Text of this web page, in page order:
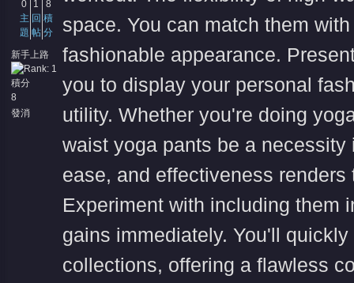
0
主
題
1
回
帖
8
積
分
新手上路
積分
8
發消
space. You can match them
fashionable appearance.
you to display your personal
utility. Whether you're doing
waist yoga pants be a
ease, and effectiveness
Experiment with including them
gains immediately. You'll
collections, offering a flawless